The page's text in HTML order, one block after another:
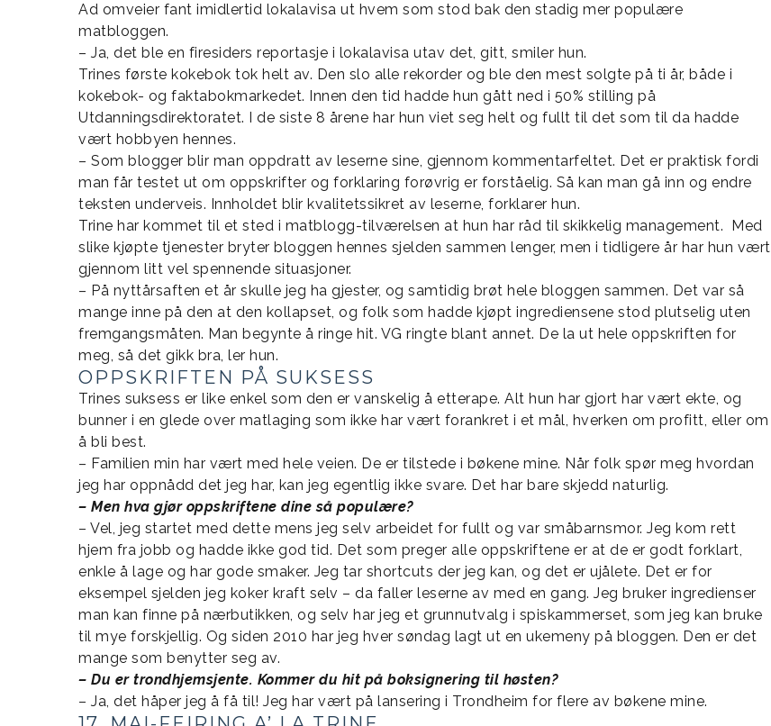
Ad omveier fant imidlertid lokalavisa ut hvem som stod bak den stadig mer populære
matbloggen.
– Ja, det ble en firesiders reportasje i lokalavisa utav det, gitt, smiler hun.
Trines første kokebok tok helt av. Den slo alle rekorder og ble den mest solgte på ti år, både i
kokebok- og faktabokmarkedet. Innen den tid hadde hun gått ned i 50% stilling på
Utdanningsdirektoratet. I de siste 8 årene har hun viet seg helt og fullt til det som til da hadde
vært hobbyen hennes.
– Som blogger blir man oppdratt av leserne sine, gjennom kommentarfeltet. Det er praktisk fordi
man får testet ut om oppskrifter og forklaring forøvrig er forståelig. Så kan man gå inn og endre
teksten underveis. Innholdet blir kvalitetssikret av leserne, forklarer hun.
Trine har kommet til et sted i matblogg-tilværelsen at hun har råd til skikkelig management. Med
slike kjøpte tjenester bryter bloggen hennes sjelden sammen lenger, men i tidligere år har hun vært
gjennom litt vel spennende situasjoner.
– På nyttårsaften et år skulle jeg ha gjester, og samtidig brøt hele bloggen sammen. Det var så
mange inne på den at den kollapset, og folk som hadde kjøpt ingrediensene stod plutselig uten
fremgangsmåten. Man begynte å ringe hit. VG ringte blant annet. De la ut hele oppskriften for
meg, så det gikk bra, ler hun.
OPPSKRIFTEN PÅ SUKSESS
Trines suksess er like enkel som den er vanskelig å etterape. Alt hun har gjort har vært ekte, og
bunner i en glede over matlaging som ikke har vært forankret i et mål, hverken om profitt, eller om
å bli best.
– Familien min har vært med hele veien. De er tilstede i bøkene mine. Når folk spør meg hvordan
jeg har oppnådd det jeg har, kan jeg egentlig ikke svare. Det har bare skjedd naturlig.
– Men hva gjør oppskriftene dine så populære?
– Vel, jeg startet med dette mens jeg selv arbeidet for fullt og var småbarnsmor. Jeg kom rett
hjem fra jobb og hadde ikke god tid. Det som preger alle oppskriftene er at de er godt forklart,
enkle å lage og har gode smaker. Jeg tar shortcuts der jeg kan, og det er ujålete. Det er for
eksempel sjelden jeg koker kraft selv – da faller leserne av med en gang. Jeg bruker ingredienser
man kan finne på nærbutikken, og selv har jeg et grunnutvalg i spiskammerset, som jeg kan bruke
til mye forskjellig. Og siden 2010 har jeg hver søndag lagt ut en ukemeny på bloggen. Den er det
mange som benytter seg av.
– Du er trondhjemsjente. Kommer du hit på boksignering til høsten?
– Ja, det håper jeg å få til! Jeg har vært på lansering i Trondheim for flere av bøkene mine.